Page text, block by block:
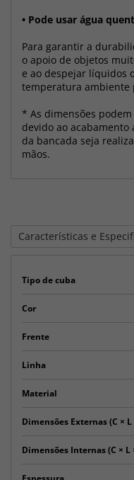
• Pode usar água
Para garantir a
o apoio de objetos
e ao despejar líquidos
temperatura ambiente
* As dimensões
devido ao
da bancada seja
mãos.
Características e
Tipo de cuba
Cor
Frente
Linha
Material
Dimensões Externas (C × L
Dimensões Internas (C × L